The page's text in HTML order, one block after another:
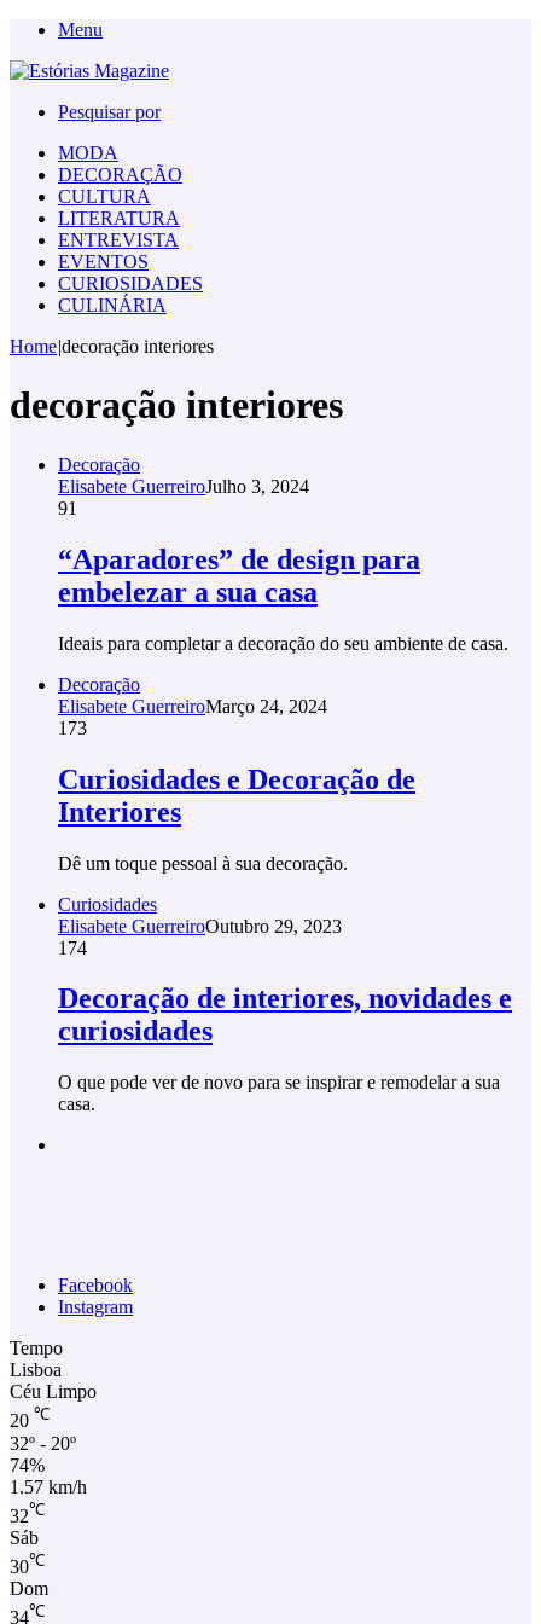
Menu
Pesquisar por
MODA
DECORAÇÃO
CULTURA
LITERATURA
ENTREVISTA
EVENTOS
CURIOSIDADES
CULINÁRIA
Home|decoração interiores
decoração interiores
Decoração
Elisabete GuerreiroJulho 3, 2024
91
“Aparadores” de design para
embelezar a sua casa
Ideais para completar a decoração do seu ambiente de casa.
Decoração
Elisabete GuerreiroMarço 24, 2024
173
Curiosidades e Decoração de
Interiores
Dê um toque pessoal à sua decoração.
Curiosidades
Elisabete GuerreiroOutubro 29, 2023
174
Decoração de interiores, novidades e
curiosidades
O que pode ver de novo para se inspirar e remodelar a sua
casa.
Facebook
Instagram
Tempo
Lisboa
Céu Limpo
20 ℃
32º - 20º
74%
1.57 km/h
32℃
Sáb
30℃
Dom
34℃